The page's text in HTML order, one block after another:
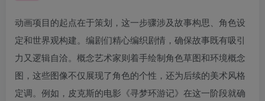
动画项目的起点在于策划，这一步骤涉及故事构思、角色设
定和世界观构建。编剧们精心编织剧情，确保故事既有吸引
力又逻辑自洽。概念艺术家则着手绘制角色草图和环境概念
图，这些图像不仅展现了角色的个性，还为后续的美术风格
定调。例如，皮克斯的电影《寻梦环游记》在这一阶段就确